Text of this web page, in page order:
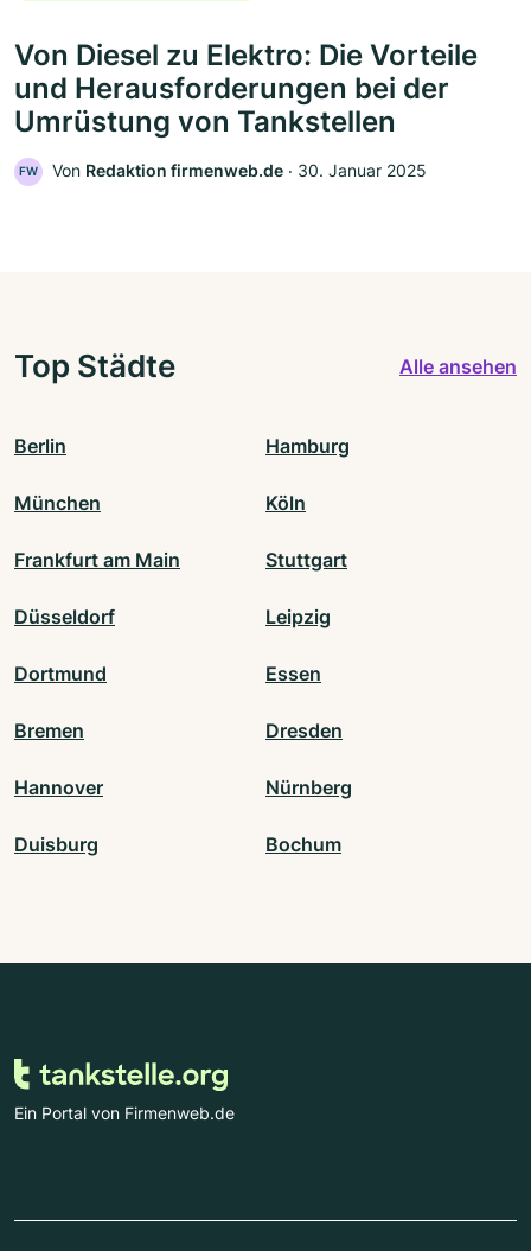
Von Diesel zu Elektro: Die Vorteile
und Herausforderungen bei der
Umrüstung von Tankstellen
FW Von Redaktion firmenweb.de ‧ 30. Januar 2025
Top Städte Alle ansehen
Berlin Hamburg
München Köln
Frankfurt am Main Stuttgart
Düsseldorf Leipzig
Dortmund Essen
Bremen Dresden
Hannover Nürnberg
Duisburg Bochum
Ein Portal von Firmenweb.de